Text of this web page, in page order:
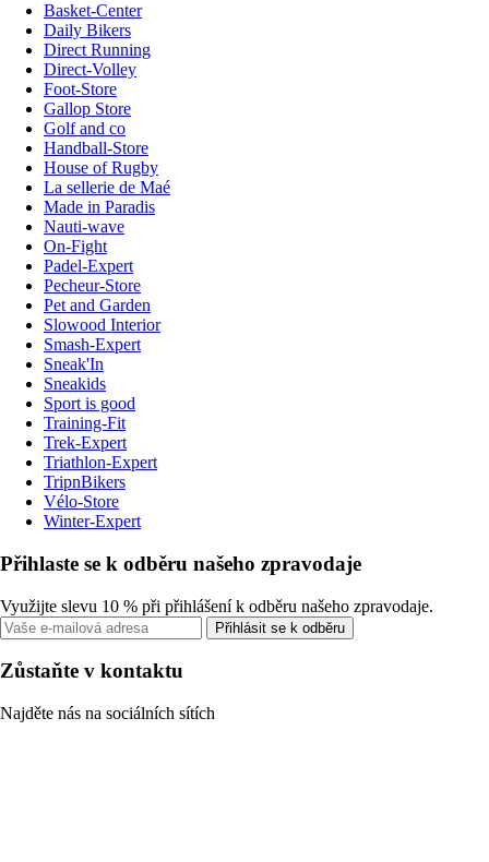
Basket-Center
Daily Bikers
Direct Running
Direct-Volley
Foot-Store
Gallop Store
Golf and co
Handball-Store
House of Rugby
La sellerie de Maé
Made in Paradis
Nauti-wave
On-Fight
Padel-Expert
Pecheur-Store
Pet and Garden
Slowood Interior
Smash-Expert
Sneak'In
Sneakids
Sport is good
Training-Fit
Trek-Expert
Triathlon-Expert
TripnBikers
Vélo-Store
Winter-Expert
Přihlaste se k odběru našeho zpravodaje
Využijte slevu 10 % při přihlášení k odběru našeho zpravodaje.
Přihlásit se k odběru
Zůstaňte v kontaktu
Najděte nás na sociálních sítích